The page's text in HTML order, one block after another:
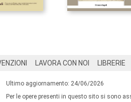
LAVORA CON NOI LIBRERIE
Ultimo aggiornamento: 24/06/2026
Per le opere presenti in questo sito si sono